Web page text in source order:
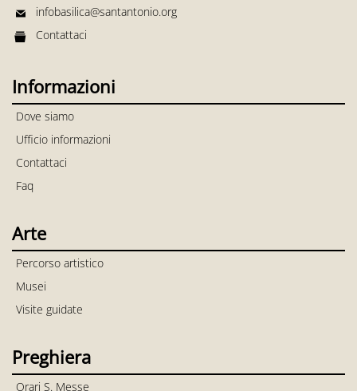
infobasilica@santantonio.org
Contattaci
Informazioni
Dove siamo
Ufficio informazioni
Contattaci
Faq
Arte
Percorso artistico
Musei
Visite guidate
Preghiera
Orari S. Messe